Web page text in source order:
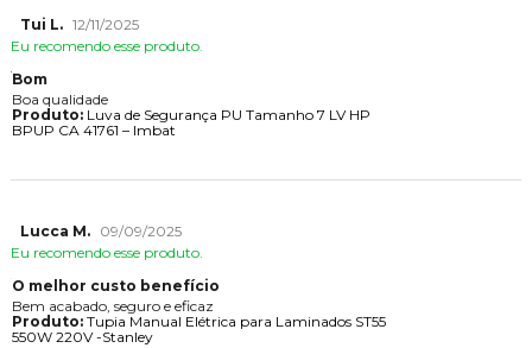
Tui L. 12/11/2025
Eu recomendo esse produto.
Bom
Boa qualidade
Produto:Luva de Segurança PU Tamanho 7 LV HP
BPUP CA 41761 – Imbat
Lucca M.
09/09/2025
Eu recomendo esse produto.
O melhor custo benefício
Bem acabado, seguro e eficaz
Produto:Tupia Manual Elétrica para Laminados ST55
550W 220V -Stanley